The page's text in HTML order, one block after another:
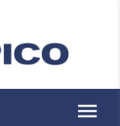
menu